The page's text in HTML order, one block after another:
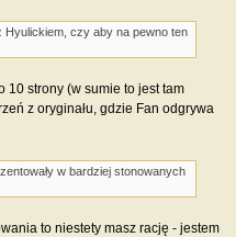
Hyulickiem, czy aby na pewno ten
10 strony (w sumie to jest tam
z oryginału, gdzie Fan odgrywa
w bardziej stonowanych
to niestety masz rację - jestem